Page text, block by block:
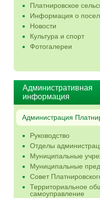
Платнировское
Информация о
Новости
Культура и спорт
Фотогалереи
Административная
информация
Администрация
Руководство
Отделы
Муниципальные
Муниципальные
Совет
Территориальное
самоуправление